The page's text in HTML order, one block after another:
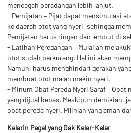
mencegah peradangan lebih lanjut.
- Pemijatan – Pijat dapat mensimulasi
ke daerah otot yang nyeri, sehingga
Pemijatan harus ringan dan lembut di
- Latihan Peregangan – Mulailah
otot sudah berkurang. Hal ini akan
Namun, harus menghindari gerakan
membuat otot malah makin nyeri.
- Minum Obat Pereda Nyeri Saraf –
yang dijual bebas. Meskipun demikian,
obat pereda nyeri. Pilihlah yang aman
Kelarin Pegal yang Gak Kelar-Kelar